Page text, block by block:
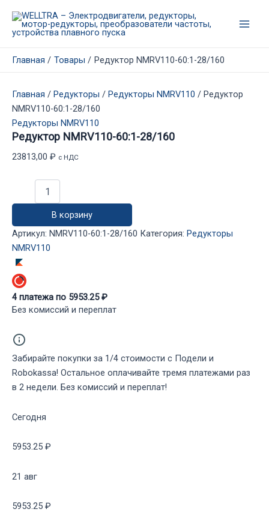
содержимому
Главная Товары Редуктор NMRV110-60:1-28/160
Главная / Редукторы / Редукторы NMRV110 / Редуктор
NMRV110-60:1-28/160
Редукторы NMRV110
Редуктор NMRV110-60:1-28/160
23813,00 ₽ с НДС
Редуктор
NMRV110-
60:1-
28/160
В корзину
Артикул: NMRV110-60:1-28/160 Категория: Редукторы
NMRV110
4 платежа по 5953.25₽
Без комиссий и переплат
Забирайте покупки за 1/4 стоимости с Подели и
Robokassa! Остальное оплачивайте тремя платежами раз
в 2 недели. Без комиссий и переплат!
Сегодня
5953.25 ₽
21 авг
5953.25 ₽